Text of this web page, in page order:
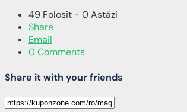
49 Folosit - 0 Astăzi
Share
Email
0 Comments
Share it with your friends